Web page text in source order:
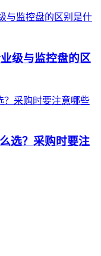
级与监控盘的区
选？采购时要注